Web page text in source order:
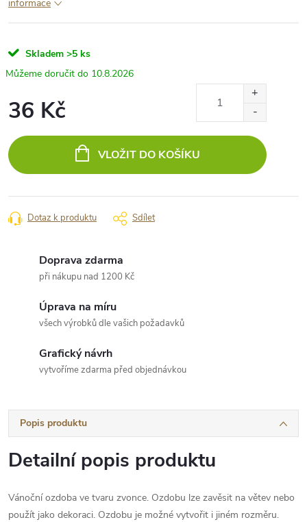
informace
Skladem >5 ks
10.8.2026
36 Kč
cena:
VLOŽIT DO KOŠÍKU
Dotaz k produktu Sdílet
Doprava zdarma
při nákupu nad 1200 Kč
Úprava na míru
všech výrobků dle vašich požadavků
Grafický návrh
vytvoříme zdarma před objednávkou
Popis produktu
Detailní popis produktu
Vánoční ozdoba ve tvaru zvonce. Ozdobu lze zavěsit na větev nebo
použít jako dekoraci. Ozdobu je možné vytvořit i jiném rozměru.